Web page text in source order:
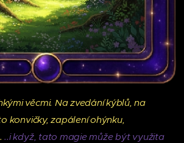
věcmi. Na zvedání kýblů, na
konvičky, zapálení ohýnku,
..i když, tato magie může být využita